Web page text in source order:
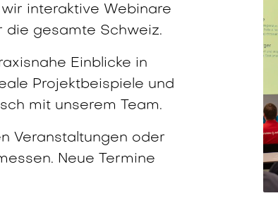
interaktive Webinare
die gesamte Schweiz.
Einblicke in
Projektbeispiele und
mit unserem Team.
Veranstaltungen oder
Neue Termine